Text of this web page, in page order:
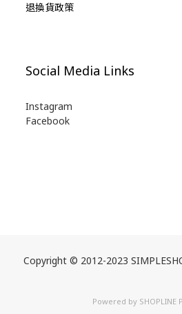
退換貨政策
Social Media Links
Instagram
Facebook
Copyright © 2012-2023
Powered by SHOPLINE